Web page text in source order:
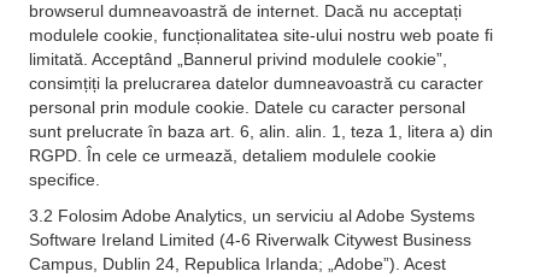
browserul dumneavoastră de internet. Dacă nu acceptați
modulele cookie, funcționalitatea site-ului nostru web poate fi
limitată. Acceptând „Bannerul privind modulele cookie”,
consimțiți la prelucrarea datelor dumneavoastră cu caracter
personal prin module cookie. Datele cu caracter personal
sunt prelucrate în baza art. 6, alin. alin. 1, teza 1, litera a) din
RGPD. În cele ce urmează, detaliem modulele cookie
specifice.
3.2 Folosim Adobe Analytics, un serviciu al Adobe Systems
Software Ireland Limited (4-6 Riverwalk Citywest Business
Campus, Dublin 24, Republica Irlanda; „Adobe”). Acest